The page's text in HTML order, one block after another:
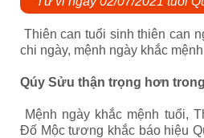
Thiên can tuổi sinh thiên can
chi ngày, mệnh ngày khắc
Qúy Sửu thận trọng hơn
Mệnh ngày khắc mệnh tuổi,
Đố Mộc tương khắc báo hiệu